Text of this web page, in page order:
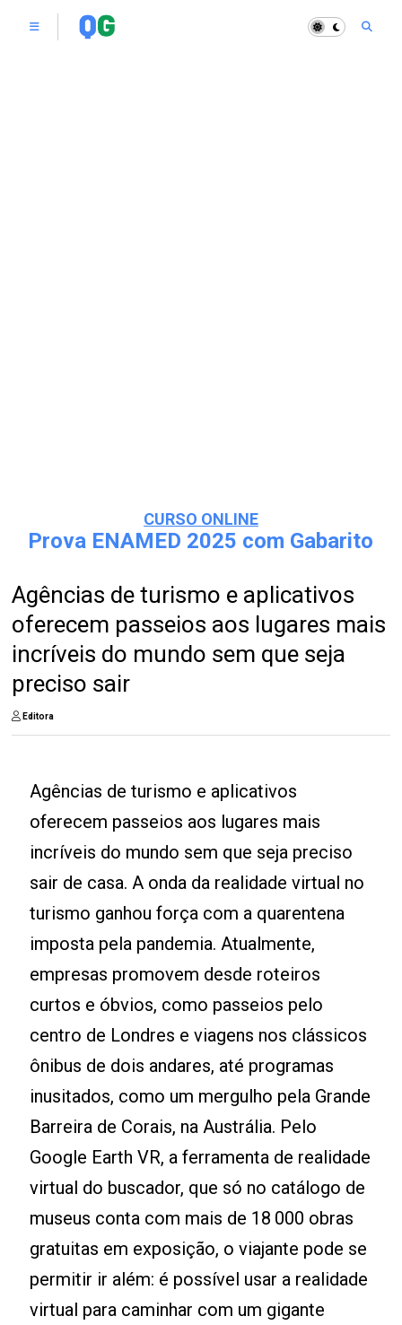
CURSO ONLINE
Prova ENAMED 2025 com Gabarito
Agências de turismo e aplicativos
oferecem passeios aos lugares mais
incríveis do mundo sem que seja
preciso sair
Editora
Agências de turismo e aplicativos
oferecem passeios aos lugares mais
incríveis do mundo sem que seja preciso
sair de casa. A onda da realidade virtual no
turismo ganhou força com a quarentena
imposta pela pandemia. Atualmente,
empresas promovem desde roteiros
curtos e óbvios, como passeios pelo
centro de Londres e viagens nos clássicos
ônibus de dois andares, até programas
inusitados, como um mergulho pela Grande
Barreira de Corais, na Austrália. Pelo
Google Earth VR, a ferramenta de realidade
virtual do buscador, que só no catálogo de
museus conta com mais de 18 000 obras
gratuitas em exposição, o viajante pode se
permitir ir além: é possível usar a realidade
virtual para caminhar com um gigante